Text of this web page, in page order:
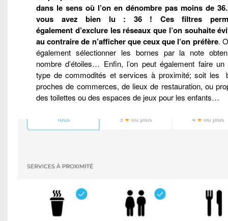
dans le sens où l’on en dénombre pas moins de
vous avez bien lu : 36 ! Ces filtres
également d’exclure les réseaux que l’on souhaite
au contraire de n’afficher que ceux que l’on préfère.
également sélectionner les bornes par la note
nombre d’étoiles… Enfin, l’on peut également faire
type de commodités et services à proximité; soit les
proches de commerces, de lieux de restauration, ou
des toilettes ou des espaces de jeux pour les enfants…